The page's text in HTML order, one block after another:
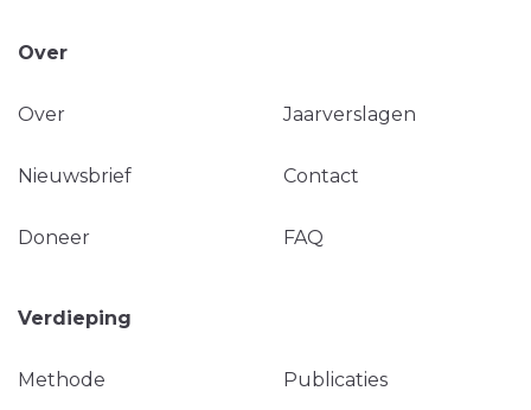
Over
Over Jaarverslagen
Nieuwsbrief Contact
Doneer FAQ
Verdieping
Methode Publicaties